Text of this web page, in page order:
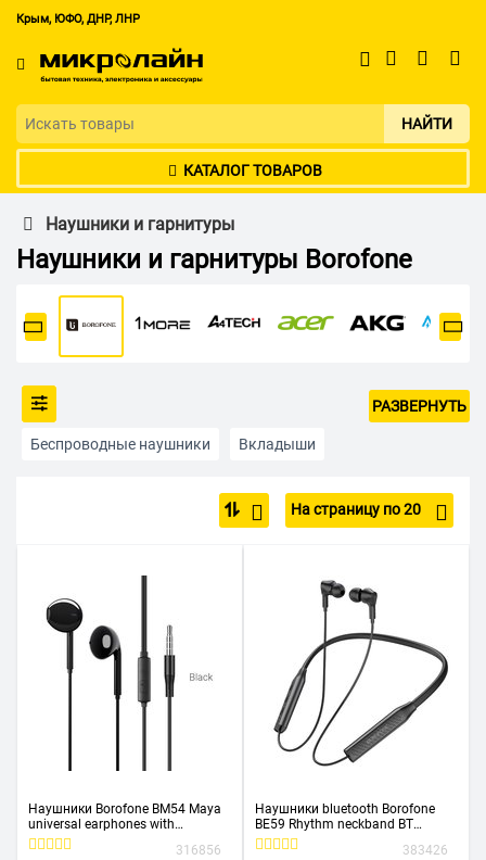
Крым, ЮФО, ДНР, ЛНР
НАЙТИ
КАТАЛОГ ТОВАРОВ
Наушники и гарнитуры
Наушники и гарнитуры Borofone
Беспроводные наушники Вкладыши
Детские
Беспроводные наушники для спорта
Для PlayStation и Xbox Для телевизора
Для компьютера с микрофоном Недорогие
Розовые 3.5 мм
РАЗВЕРНУТЬ
На страницу по 20
Наушники Borofone BM54 Maya
universal earphones with
microphone, black
316856
Наушники bluetooth Borofone
BE59 Rhythm neckband BT
earphones, black
383426